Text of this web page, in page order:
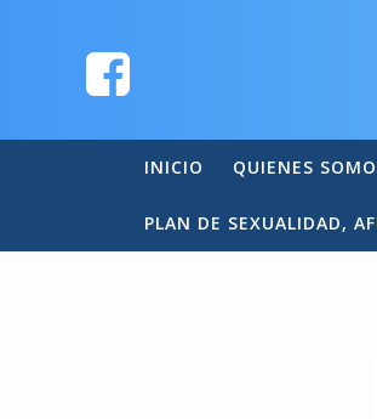
INICIO QUIENES
PLAN DE SEXUALIDAD,